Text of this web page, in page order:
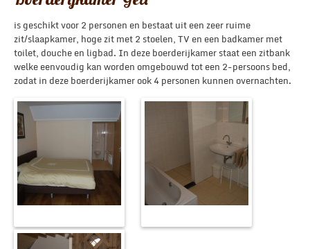
is geschikt voor 2 personen en bestaat uit een zeer ruime
zit/slaapkamer, hoge zit met 2 stoelen, TV en een badkamer met
toilet, douche en ligbad. In deze boerderijkamer staat een zitbank
welke eenvoudig kan worden omgebouwd tot een 2-persoons bed,
zodat in deze boerderijkamer ook 4 personen kunnen overnachten.